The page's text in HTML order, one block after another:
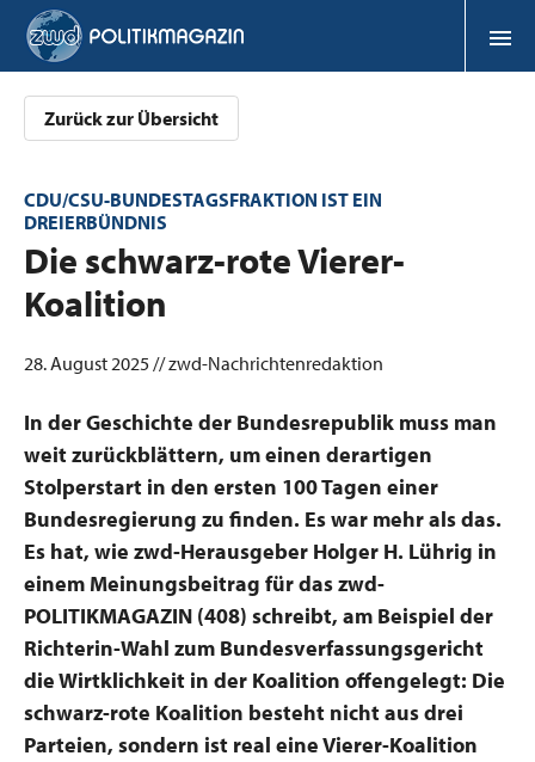
Zurück zur Übersicht
CDU/CSU-BUNDESTAGSFRAKTION IST EIN
DREIERBÜNDNIS
:Die schwarz-rote Vierer-
Koalition
28. August 2025 // zwd-Nachrichtenredaktion
In der Geschichte der Bundesrepublik muss man
weit zurückblättern, um einen derartigen
Stolperstart in den ersten 100 Tagen einer
Bundesregierung zu finden. Es war mehr als das.
Es hat, wie zwd-Herausgeber Holger H. Lührig in
einem Meinungsbeitrag für das zwd-
POLITIKMAGAZIN (408) schreibt, am Beispiel der
Richterin-Wahl zum Bundesverfassungsgericht
die Wirtklichkeit in der Koalition offengelegt: Die
schwarz-rote Koalition besteht nicht aus drei
Parteien, sondern ist real eine Vierer-Koalition